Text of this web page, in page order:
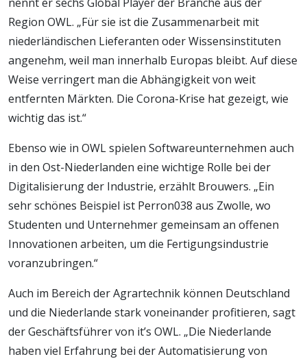
Region OWL. „Für sie ist die Zusammenarbeit mit
niederländischen Lieferanten oder Wissensinstituten
angenehm, weil man innerhalb Europas bleibt. Auf diese
Weise verringert man die Abhängigkeit von weit
entfernten Märkten. Die Corona-Krise hat gezeigt, wie
wichtig das ist.“
Ebenso wie in OWL spielen Softwareunternehmen auch
in den Ost-Niederlanden eine wichtige Rolle bei der
Digitalisierung der Industrie, erzählt Brouwers. „Ein
sehr schönes Beispiel ist Perron038 aus Zwolle, wo
Studenten und Unternehmer gemeinsam an offenen
Innovationen arbeiten, um die Fertigungsindustrie
voranzubringen.“
Auch im Bereich der Agrartechnik können Deutschland
und die Niederlande stark voneinander profitieren, sagt
der Geschäftsführer von it’s OWL. „Die Niederlande
haben viel Erfahrung bei der Automatisierung von